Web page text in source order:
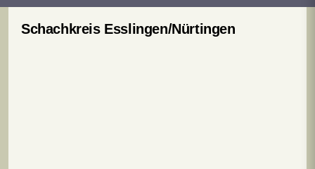
Schachkreis Esslingen/Nürtingen